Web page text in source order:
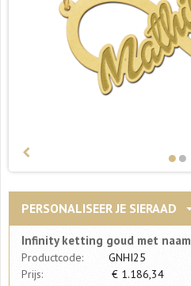
PERSONALISEER JE SIERAAD
Infinity ketting goud met naam
Productcode:
GNHI25
Prijs:
€ 1.186,34